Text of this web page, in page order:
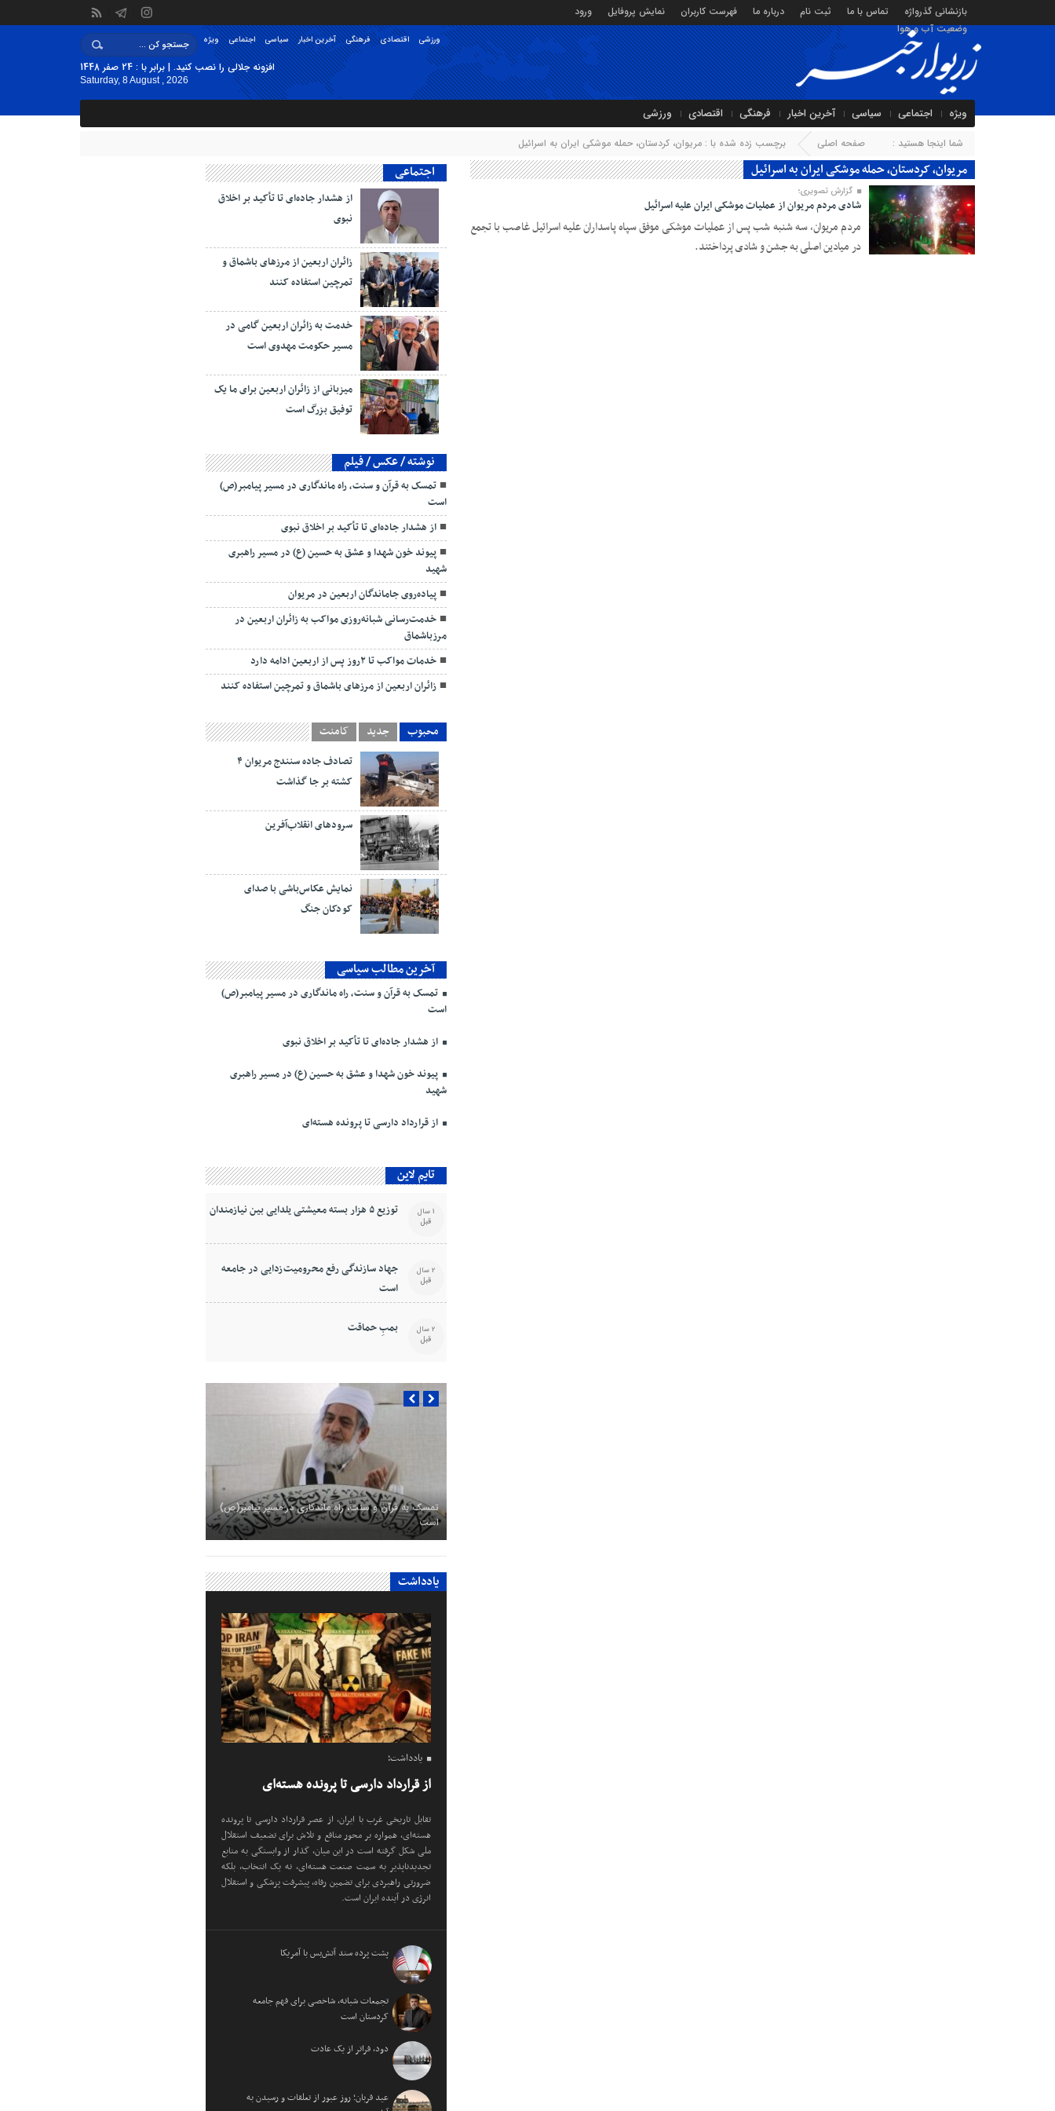
بازنشانی گذرواژه تماس با ما ثبت نام درباره ما فهرست کاربران نمایش پروفایل
ورود
وضعیت آب و هوا
ویژه اجتماعی سیاسی آخرین اخبار فرهنگی اقتصادی ورزشی
افزونه جلالی را نصب کنید. | برابر با : 24 صفر 1448
Saturday, 8 August , 2026
ویژه اجتماعی سیاسی آخرین اخبار فرهنگی اقتصادی ورزشی
شما اینجا هستید : صفحه اصلی برچسب زده شده با : مریوان، کردستان، حمله موشکی ایران به اسرائیل
مریوان، کردستان، حمله موشکی ایران به اسرائیل
۱۱ مهر ۱۴۰۳
گزارش تصویری؛
شادی مردم مریوان از عملیات موشکی ایران علیه اسرائیل
مردم مریوان، سه شنبه شب پس از عملیات موشکی موفق سپاه پاسداران علیه اسرائیل غاصب با تجمع
در میادین اصلی به جشن و شادی پرداختند.
اجتماعی
از هشدار جاده‌ای تا تأکید بر اخلاق
نبوی
زائران اربعین از مرزهای باشماق و
تمرچین استفاده کنند
خدمت به زائران اربعین گامی در
مسیر حکومت مهدوی است
میزبانی از زائران اربعین برای ما یک
توفیق بزرگ است
نوشته / عکس / فیلم
تمسک به قرآن و سنت، راه ماندگاری در مسیر پیامبر(ص)
است
از هشدار جاده‌ای تا تأکید بر اخلاق نبوی
پیوند خون شهدا و عشق به حسین (ع) در مسیر راهبری
شهید
پیاده‌روی جاماندگان اربعین در مریوان
خدمت‌رسانی شبانه‌روزی مواکب به زائران اربعین در
مرزباشماق
خدمات مواکب تا ۲روز پس از اربعین ادامه دارد
زائران اربعین از مرزهای باشماق و تمرچین استفاده کنند
محبوب جدید کامنت
تصادف جاده سنندج مریوان ۴
کشته بر جا گذاشت
سرودهای انقلاب‌آفرین
نمایش عکاس‌باشی با صدای
کودکان جنگ
آخرین مطالب سیاسی
تمسک به قرآن و سنت، راه ماندگاری در مسیر پیامبر(ص)
است
از هشدار جاده‌ای تا تأکید بر اخلاق نبوی
پیوند خون شهدا و عشق به حسین (ع) در مسیر راهبری
شهید
از قرارداد دارسی تا پرونده هسته‌ای
تایم لاین
توزیع ۵ هزار بسته معیشتی یلدایی بین نیازمندان 1 سال
قبل
جهاد سازندگی رفع محرومیت‌زدایی در جامعه
است
2 سال
قبل
بمبِ حماقت 2 سال
قبل
تمسک به قرآن و سنت، راه ماندگاری در مسیر پیامبر(ص)
است
یادداشت
یادداشت؛
از قرارداد دارسی تا پرونده هسته‌ای
تقابل تاریخی غرب با ایران، از عصر قرارداد دارسی تا پرونده
هسته‌ای، همواره بر محور منافع و تلاش برای تضعیف استقلال
ملی شکل گرفته است در این میان، گذار از وابستگی به منابع
تجدیدناپذیر به سمت صنعت هسته‌ای، نه یک انتخاب، بلکه
ضرورتی راهبردی برای تضمین رفاه، پیشرفت پزشکی و استقلال
انرژی در آینده ایران است.
پشت پرده سند آتش‌بس با آمریکا
تجمعات شبانه، شاخصی برای فهم جامعه
کردستان است
دود، فراتر از یک عادت
عید قربان؛ روز عبور از تعلقات و رسیدن به